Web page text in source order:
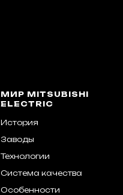
МИР MITSUBISHI
ELECTRIC
История
Заводы
Технологии
Система качества
Особенности